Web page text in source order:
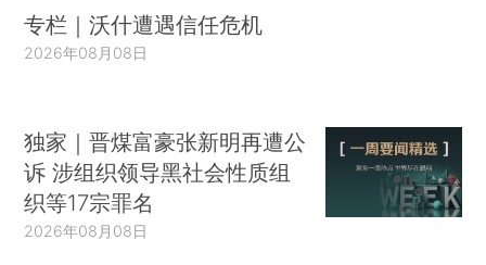
专栏｜沃什遭遇信任危机
2026年08月08日
独家｜晋煤富豪张新明再遭公
诉 涉组织领导黑社会性质组
织等17宗罪名
2026年08月08日